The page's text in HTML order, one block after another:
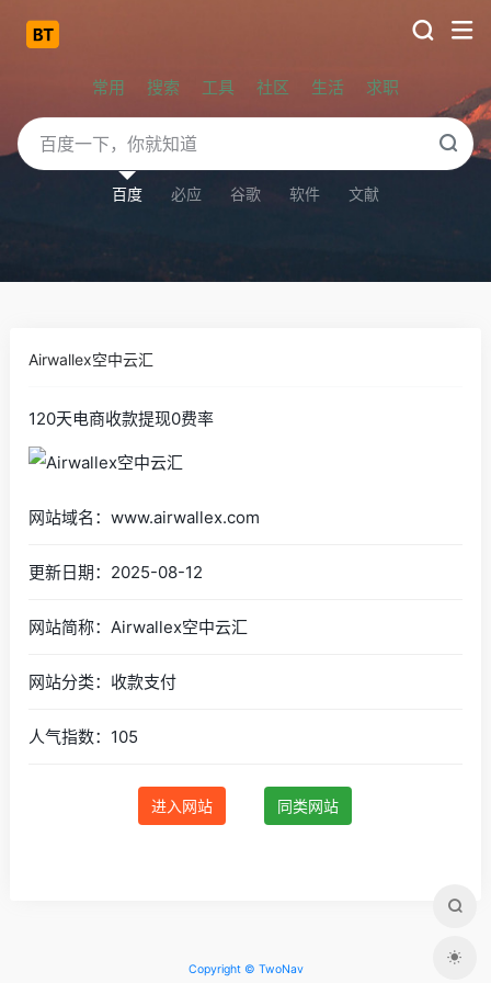
常用 搜索 工具 社区 生活 求职
百度 必应 谷歌 软件 文献
Airwallex空中云汇
120天电商收款提现0费率
网站域名：www.airwallex.com
更新日期：2025-08-12
网站简称：Airwallex空中云汇
网站分类：收款支付
人气指数：105
进入网站 同类网站
Copyright © TwoNav